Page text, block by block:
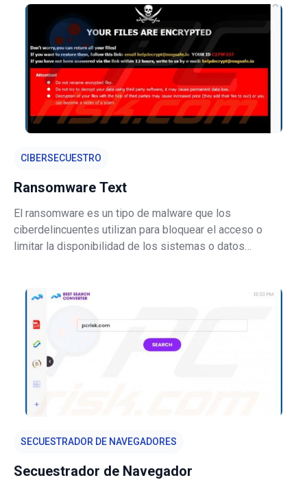
se vuelven inaccesibles y se les
CIBERSECUESTRO
Ransomware Text
El ransomware es un tipo de malware que los
ciberdelincuentes utilizan para bloquear el acceso o
limitar la disponibilidad de los sistemas o datos
ransomware Text se utiliza para el mism
SECUESTRADOR DE NAVEGADORES
Secuestrador de Navegador